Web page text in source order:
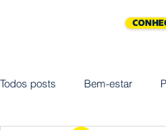
Todos posts Bem-estar